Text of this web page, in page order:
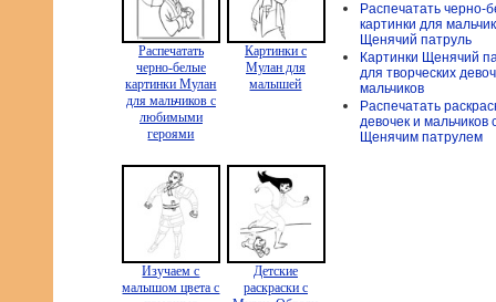
Распечатать
черно-белые
картинки Мулан
для мальчиков с
любимыми
героями
Картинки с
Мулан для
малышей
Изучаем с
малышом цвета с
Детские
раскраски с
Распечатать черно-
картинки для
Щенячий патруль
Картинки Щенячий
для творческих
мальчиков
Распечатать
девочек и мальчиков
Щенячим патрулем